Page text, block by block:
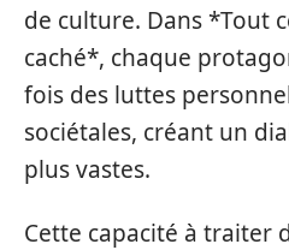
de culture. Dans *Tout
caché*, chaque
fois des luttes
sociétales, créant un
plus vastes.
Cette capacité à traiter